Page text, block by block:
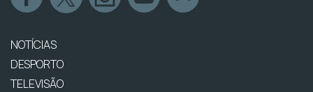
NOTÍCIAS
DESPORTO
TELEVISÃO